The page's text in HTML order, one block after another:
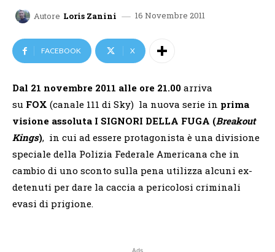
Autore Loris Zanini 16 Novembre 2011
FACEBOOK X
Dal 21 novembre 2011 alle ore 21.00 arriva
su FOX (canale 111 di Sky) la nuova serie in prima
visione assoluta I SIGNORI DELLA FUGA (Breakout
Kings), in cui ad essere protagonista è una divisione
speciale della Polizia Federale Americana che in
cambio di uno sconto sulla pena utilizza alcuni ex-
detenuti per dare la caccia a pericolosi criminali
evasi di prigione.
Ads